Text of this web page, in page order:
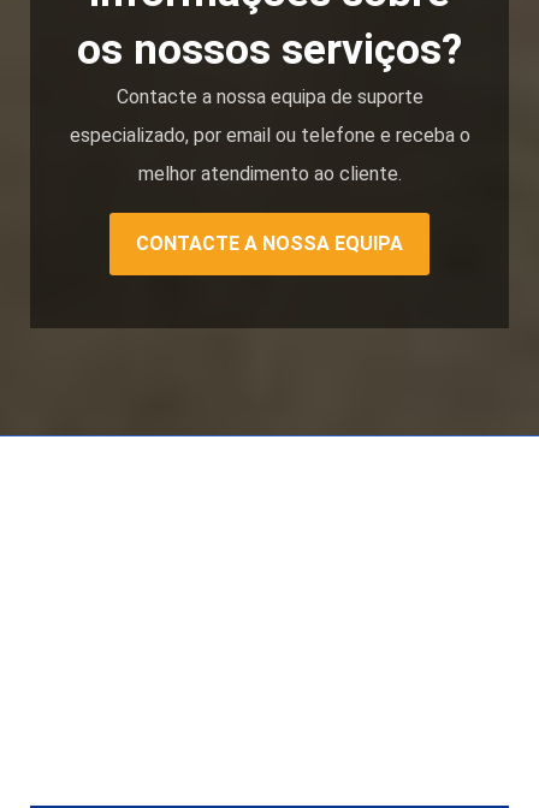
os nossos serviços?
Contacte a nossa equipa de suporte
especializado, por email ou telefone e receba o
melhor atendimento ao cliente.
CONTACTE A NOSSA EQUIPA